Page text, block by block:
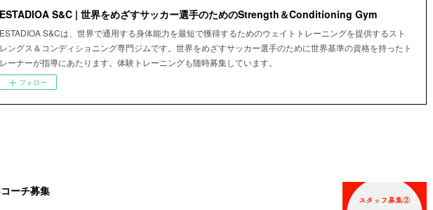
ESTADIOA S&C | 世界をめざすサッカー選手のためのStrength＆Conditioning Gym
ESTADIOA S&Cは、世界で通用する身体能力を最短で獲得するためのウェイトトレーニングを提供するスト
レングス＆コンディショニング専門ジムです。世界をめざすサッカー選手のために世界基準の資格を持ったト
レーナーが指導にあたります。体験トレーニングも随時募集しています。
フォロー
ーチ募集